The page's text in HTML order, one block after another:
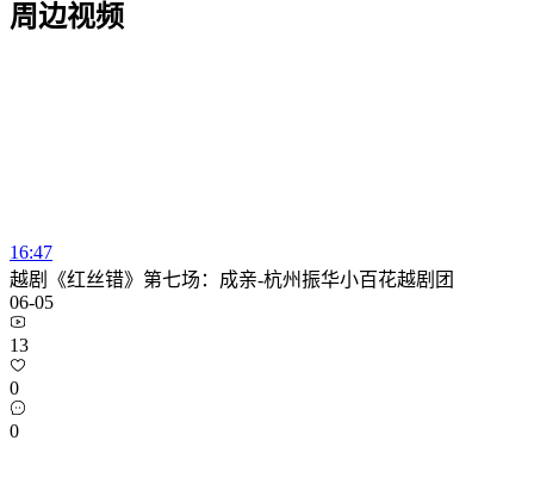
周边视频
16:47
越剧《红丝错》第七场：成亲-杭州振华小百花越剧团
06-05
13
0
0